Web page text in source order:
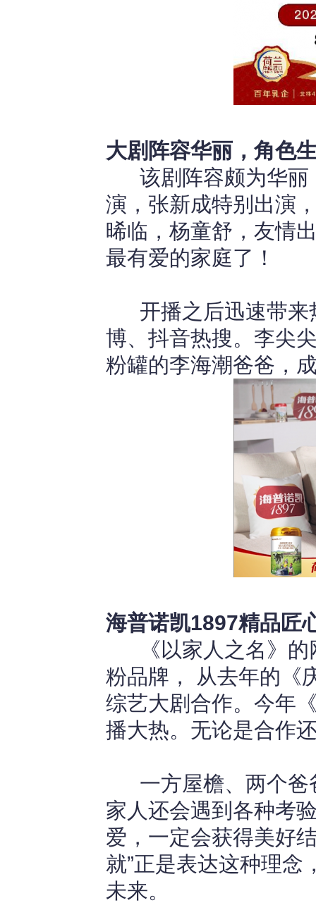
大剧阵容华丽，角色
该剧阵容颇为华丽
演，张新成特别出演
晞临，杨童舒，友情
最有爱的家庭了！
开播之后迅速带来
博、抖音热搜。李尖
粉罐的李海潮爸爸，
海普诺凯1897精品匠
《以家人之名》的
粉品牌， 从去年的《
综艺大剧合作。今年
播大热。无论是合作
一方屋檐、两个爸
家人还会遇到各种考
爱，一定会获得美好
就”正是表达这种理念
未来。